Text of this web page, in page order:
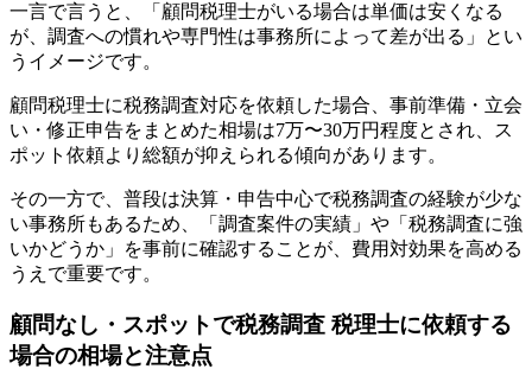
一言で言うと、「顧問税理士がいる場合は単価は安くなる
が、調査への慣れや専門性は事務所によって差が出る」とい
うイメージです。
顧問税理士に税務調査対応を依頼した場合、事前準備・立会
い・修正申告をまとめた相場は7万〜30万円程度とされ、ス
ポット依頼より総額が抑えられる傾向があります。
その一方で、普段は決算・申告中心で税務調査の経験が少な
い事務所もあるため、「調査案件の実績」や「税務調査に強
いかどうか」を事前に確認することが、費用対効果を高める
うえで重要です。
顧問なし・スポットで税務調査 税理士に依頼する
場合の相場と注意点